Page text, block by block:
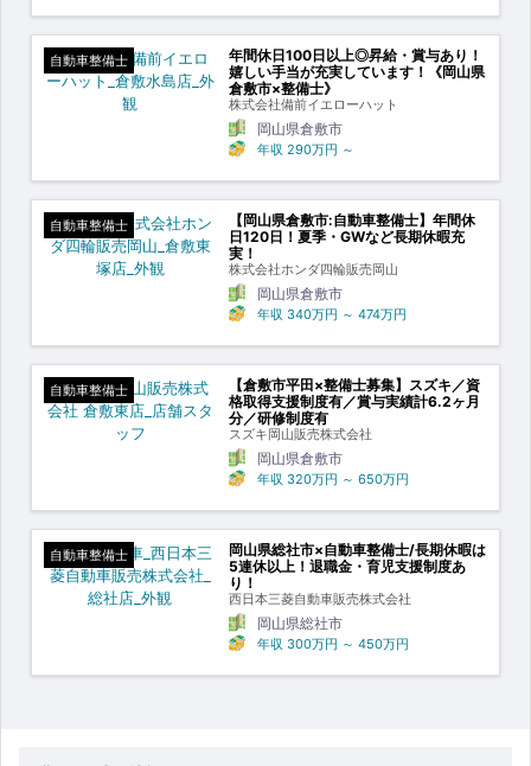
自動車整備士
年間休日100日以上◎昇給・賞与あり！
嬉しい手当が充実しています！《岡山県
倉敷市×整備士》
株式会社備前イエローハット
岡山県倉敷市
年収 290万円 ～
自動車整備士
【岡山県倉敷市:自動車整備士】年間休
日120日！夏季・GWなど長期休暇充
実！
株式会社ホンダ四輪販売岡山
岡山県倉敷市
年収 340万円 ～ 474万円
自動車整備士
【倉敷市平田×整備士募集】スズキ／資
格取得支援制度有／賞与実績計6.2ヶ月
分／研修制度有
スズキ岡山販売株式会社
岡山県倉敷市
年収 320万円 ～ 650万円
自動車整備士
岡山県総社市×自動車整備士/長期休暇は
5連休以上！退職金・育児支援制度あ
り！
西日本三菱自動車販売株式会社
岡山県総社市
年収 300万円 ～ 450万円